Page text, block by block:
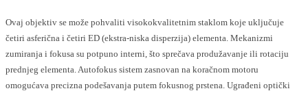
Ovaj objektiv se može pohvaliti visokokvalitetnim staklom koje uključuje
četiri asferična i četiri ED (ekstra-niska disperzija) elementa. Mekanizmi
zumiranja i fokusa su potpuno interni, što sprečava produžavanje ili rotaciju
prednjeg elementa. Autofokus sistem zasnovan na koračnom motoru
omogućava precizna podešavanja putem fokusnog prstena. Ugrađeni optički